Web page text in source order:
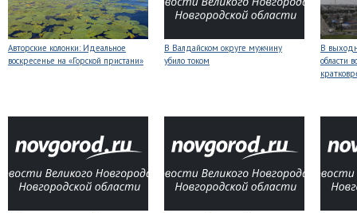
Авторские колонки: Идеальное
воскресенье на «Горской пристани»
В Валдайском округе мужчину
убило током
В
области